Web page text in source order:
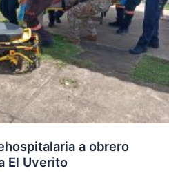
a obrero
El Uverito